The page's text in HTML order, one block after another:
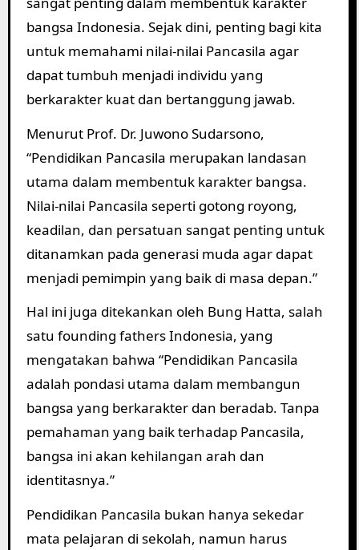
bangsa Indonesia. Sejak dini, penting bagi kita
untuk memahami nilai-nilai Pancasila agar
dapat tumbuh menjadi individu yang
berkarakter kuat dan bertanggung jawab.
Menurut Prof. Dr. Juwono Sudarsono,
“Pendidikan Pancasila merupakan landasan
utama dalam membentuk karakter bangsa.
Nilai-nilai Pancasila seperti gotong royong,
keadilan, dan persatuan sangat penting untuk
ditanamkan pada generasi muda agar dapat
menjadi pemimpin yang baik di masa depan.”
Hal ini juga ditekankan oleh Bung Hatta, salah
satu founding fathers Indonesia, yang
mengatakan bahwa “Pendidikan Pancasila
adalah pondasi utama dalam membangun
bangsa yang berkarakter dan beradab. Tanpa
pemahaman yang baik terhadap Pancasila,
bangsa ini akan kehilangan arah dan
identitasnya.”
Pendidikan Pancasila bukan hanya sekedar
mata pelajaran di sekolah, namun harus